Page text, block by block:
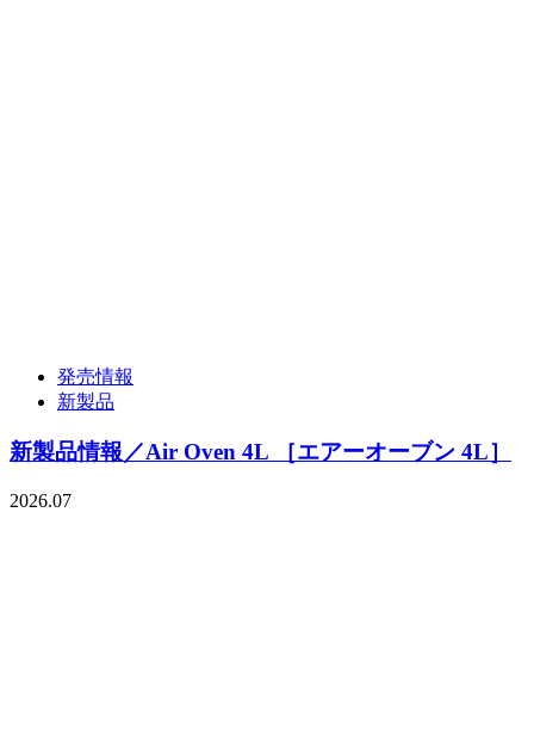
発売情報
新製品
新製品情報／Air Oven 4L ［エアーオーブン 4L］
2026.07